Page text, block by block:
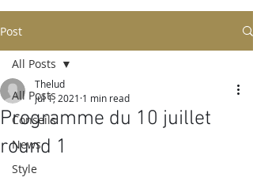
Post
All Posts
Conseils
News
Style
All Posts
Programme du 10 juillet
round 1
Thelud
Jul 1, 2021 1 min read